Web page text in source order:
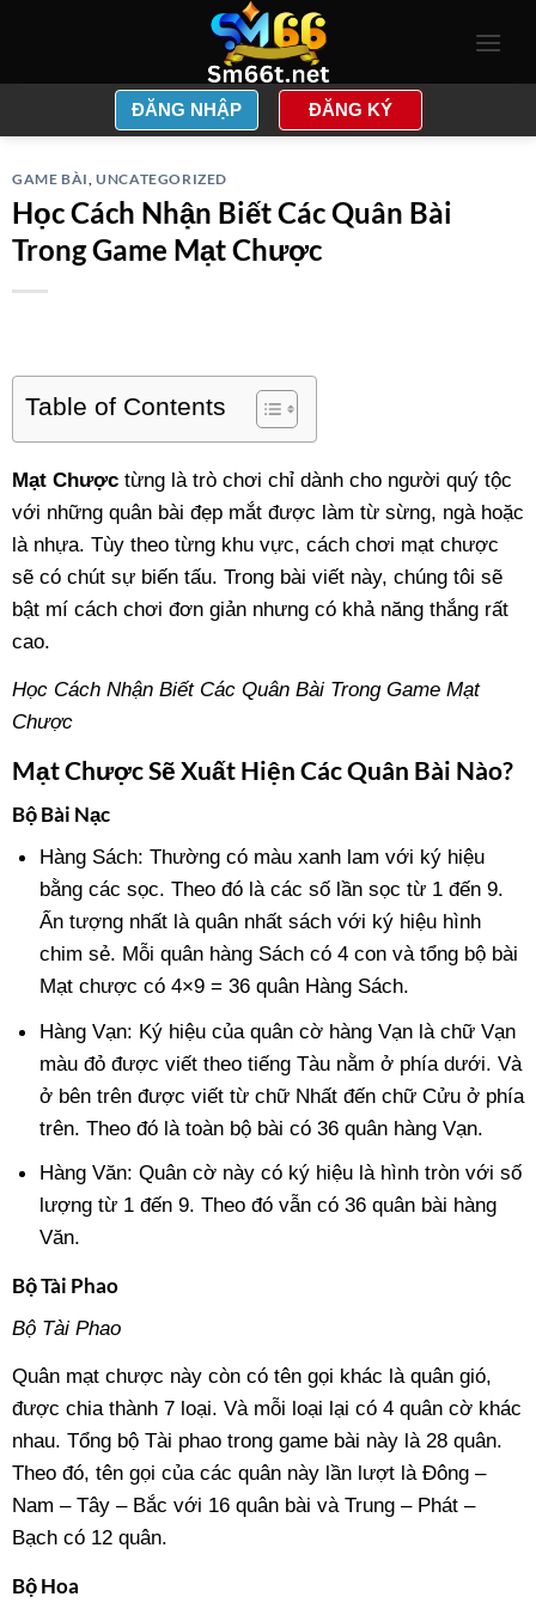
ĐĂNG NHẬP ĐĂNG KÝ
GAME BÀI,UNCATEGORIZED
Học Cách Nhận Biết Các Quân Bài
Trong Game Mạt Chược
Table of Contents
Mạt Chược từng là trò chơi chỉ dành cho người quý tộc
với những quân bài đẹp mắt được làm từ sừng, ngà hoặc
là nhựa. Tùy theo từng khu vực, cách chơi mạt chược
sẽ có chút sự biến tấu. Trong bài viết này, chúng tôi sẽ
bật mí cách chơi đơn giản nhưng có khả năng thắng rất
cao.
Học Cách Nhận Biết Các Quân Bài Trong Game Mạt
Chược
Mạt Chược Sẽ Xuất Hiện Các Quân Bài Nào?
Bộ Bài Nạc
Hàng Sách: Thường có màu xanh lam với ký hiệu
bằng các sọc. Theo đó là các số lần sọc từ 1 đến 9.
Ấn tượng nhất là quân nhất sách với ký hiệu hình
chim sẻ. Mỗi quân hàng Sách có 4 con và tổng bộ bài
Mạt chược có 4×9 = 36 quân Hàng Sách.
Hàng Vạn: Ký hiệu của quân cờ hàng Vạn là chữ Vạn
màu đỏ được viết theo tiếng Tàu nằm ở phía dưới. Và
ở bên trên được viết từ chữ Nhất đến chữ Cửu ở phía
trên. Theo đó là toàn bộ bài có 36 quân hàng Vạn.
Hàng Văn: Quân cờ này có ký hiệu là hình tròn với số
lượng từ 1 đến 9. Theo đó vẫn có 36 quân bài hàng
Văn.
Bộ Tài Phao
Bộ Tài Phao
Quân mạt chược này còn có tên gọi khác là quân gió,
được chia thành 7 loại. Và mỗi loại lại có 4 quân cờ khác
nhau. Tổng bộ Tài phao trong game bài này là 28 quân.
Theo đó, tên gọi của các quân này lần lượt là Đông –
Nam – Tây – Bắc với 16 quân bài và Trung – Phát –
Bạch có 12 quân.
Bộ Hoa